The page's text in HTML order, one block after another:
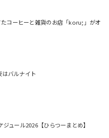
コーヒーと雑貨のお店「koru;」がオ
バルナイト
ュール2026【ひらつーまとめ】